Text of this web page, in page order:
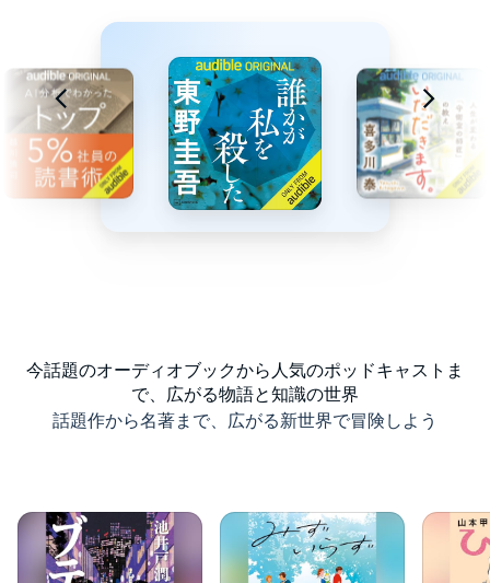
今話題のオーディオブックから人気のポッドキャストま
で、広がる物語と知識の世界
話題作から名著まで、広がる新世界で冒険しよう